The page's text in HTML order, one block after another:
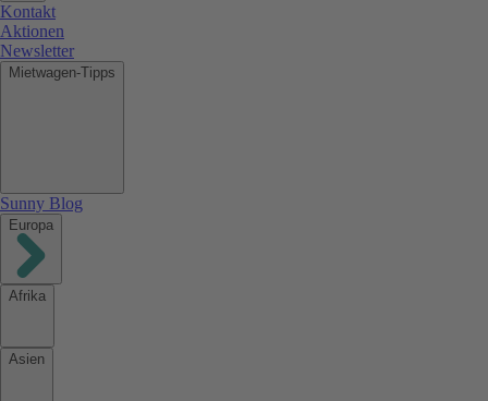
Kontakt
Aktionen
Newsletter
Mietwagen-Tipps
Sunny Blog
Europa
Afrika
Asien